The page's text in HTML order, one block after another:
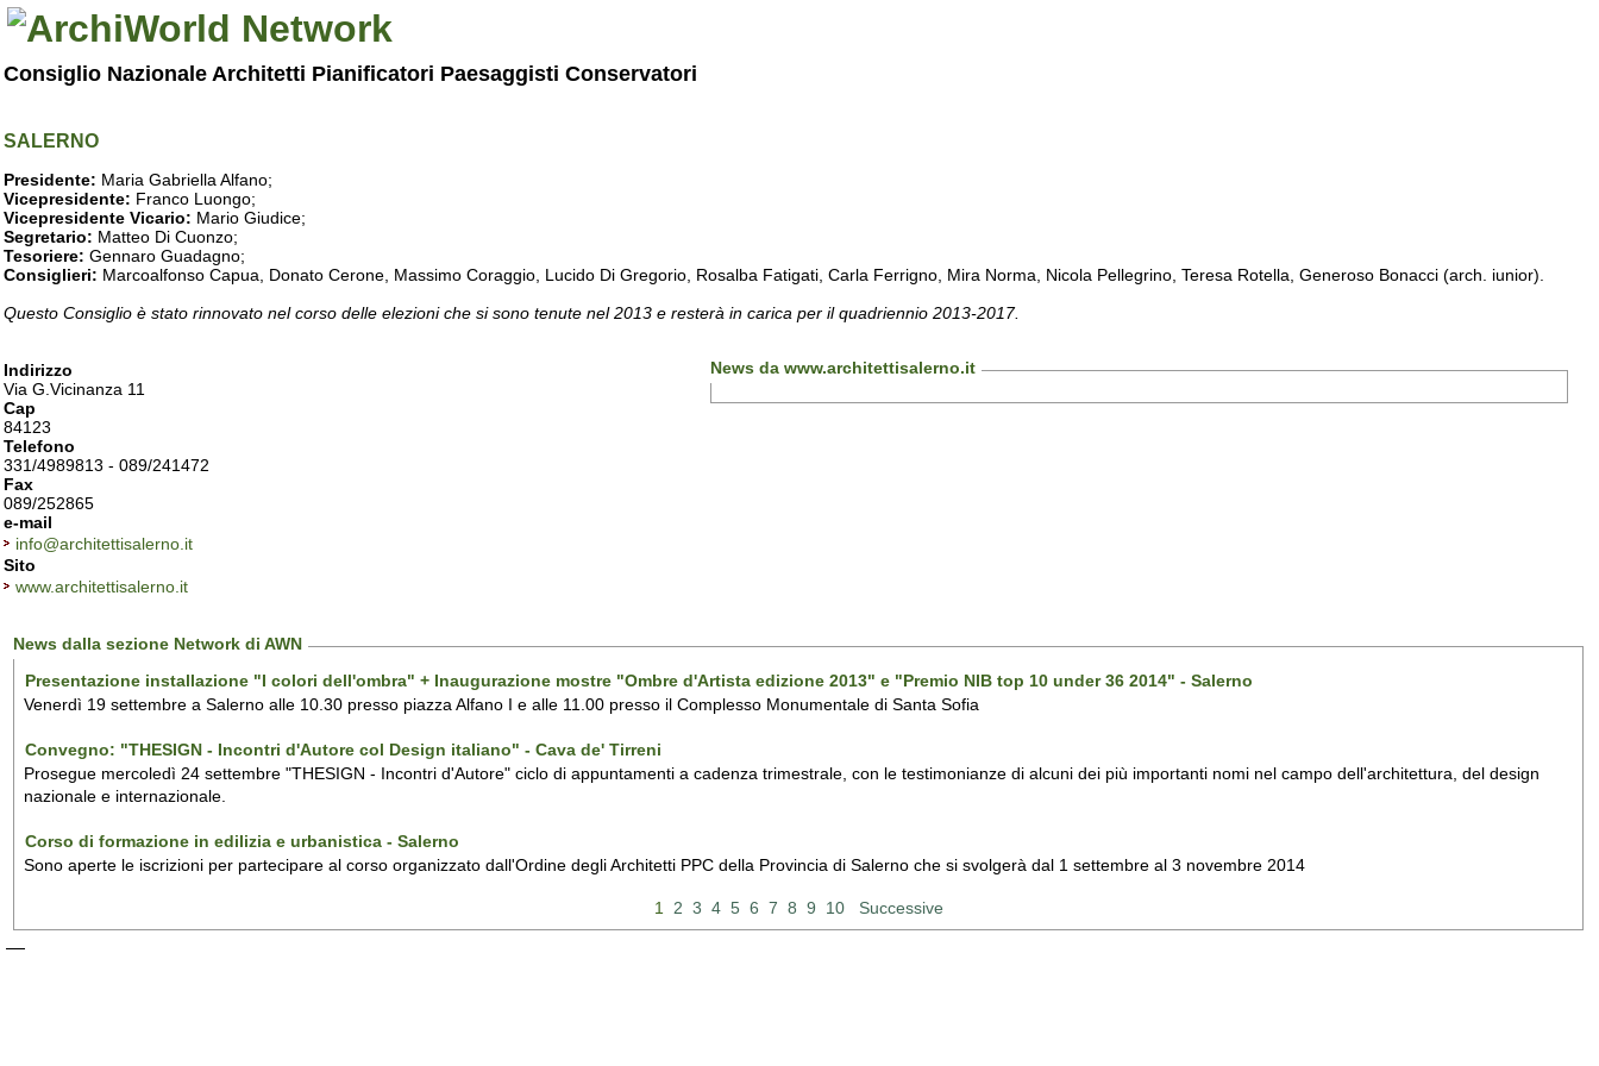
Consiglio Nazionale Architetti Pianificatori Paesaggisti Conservatori
SALERNO
Presidente: Maria Gabriella Alfano;
Vicepresidente: Franco Luongo;
Vicepresidente Vicario: Mario Giudice;
Segretario: Matteo Di Cuonzo;
Tesoriere: Gennaro Guadagno;
Consiglieri: Marcoalfonso Capua, Donato Cerone, Massimo Coraggio, Lucido Di Gregorio, Rosalba Fatigati, Carla Ferrigno, Mira Norma, Nicola Pellegrino, Teresa Rotella, Generoso Bonacci (arch. iunior).
Questo Consiglio è stato rinnovato nel corso delle elezioni che si sono tenute nel 2013 e resterà in carica per il quadriennio 2013-2017.
Indirizzo
Via G.Vicinanza 11
Cap
84123
Telefono
331/4989813 - 089/241472
Fax
089/252865
e-mail
info@architettisalerno.it
Sito
www.architettisalerno.it
News da www.architettisalerno.it
News dalla sezione Network di AWN
Presentazione installazione "I colori dell'ombra" + Inaugurazione mostre "Ombre d'Artista edizione 2013" e "Premio NIB top 10 under 36 2014" - Salerno
Venerdì 19 settembre a Salerno alle 10.30 presso piazza Alfano I e alle 11.00 presso il Complesso Monumentale di Santa Sofia
Convegno: "THESIGN - Incontri d'Autore col Design italiano" - Cava de' Tirreni
Prosegue mercoledì 24 settembre "THESIGN - Incontri d'Autore" ciclo di appuntamenti a cadenza trimestrale, con le testimonianze di alcuni dei più importanti nomi nel campo dell'architettura, del design
nazionale e internazionale.
Corso di formazione in edilizia e urbanistica - Salerno
Sono aperte le iscrizioni per partecipare al corso organizzato dall'Ordine degli Architetti PPC della Provincia di Salerno che si svolgerà dal 1 settembre al 3 novembre 2014
1 2 3 4 5 6 7 8 9 10 Successive